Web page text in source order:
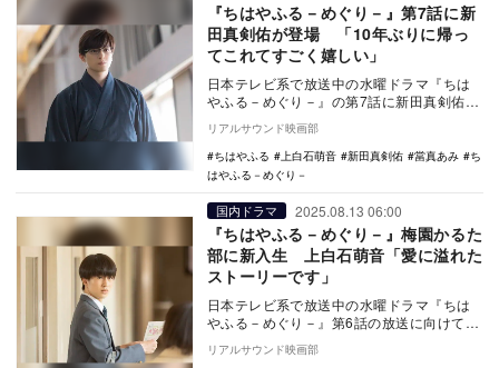
『ちはやふる－めぐり－』第7話に新
田真剣佑が登場 「10年ぶりに帰っ
てこれてすごく嬉しい」
日本テレビ系で放送中の水曜ドラマ『ちは
やふる－めぐり－』の第7話に新田真剣佑が
登場することが、8月13日22時から放送さ
れた第6…
リアルサウンド映画部
ちはやふる
上白石萌音 新田真剣佑 當真あみ
ち
はやふる－めぐり－
国内ドラマ 2025.08.13 06:00
『ちはやふる－めぐり－』梅園かるた
部に新入生 上白石萌音「愛に溢れた
ストーリーです」
日本テレビ系で放送中の水曜ドラマ『ちは
やふる－めぐり－』第6話の放送に向けて、
謎の新入生・八雲を演じる坂元愛登と奏を
演じる上白石…
リアルサウンド映画部